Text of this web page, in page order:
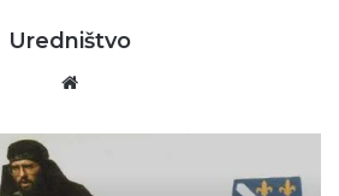
Uredništvo